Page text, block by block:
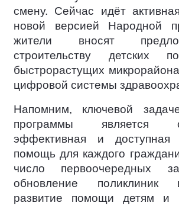
смену. Сейчас идёт
новой версией Народной
жители вносят
строительству детских
быстрорастущих
цифровой системы
Напомним, ключевой
программы является
эффективная и доступная
помощь для каждого
число первоочередных
обновление
развитие помощи детям и